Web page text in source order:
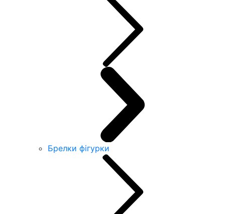
Брелки фігурки